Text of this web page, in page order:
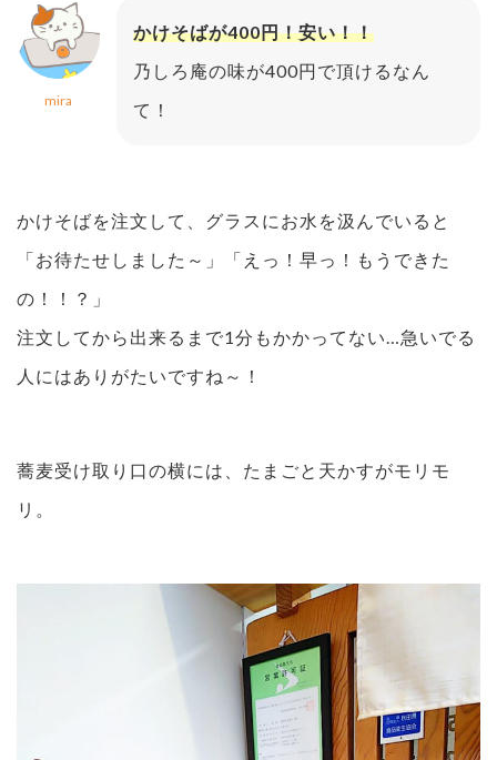
mira
かけそばが400円！安い！！
乃しろ庵の味が400円で頂けるなん
て！
かけそばを注文して、グラスにお水を汲んでいると
「お待たせしました～」「えっ！早っ！もうできた
の！！？」
注文してから出来るまで1分もかかってない…急いでる
人にはありがたいですね～！
蕎麦受け取り口の横には、たまごと天かすがモリモ
リ。